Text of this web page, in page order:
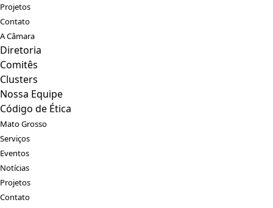
Projetos
Contato
A Câmara
Diretoria
Comitês
Clusters
Nossa Equipe
Código de Ética
Mato Grosso
Serviços
Eventos
Notícias
Projetos
Contato